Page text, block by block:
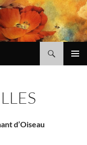
d’Oiseau